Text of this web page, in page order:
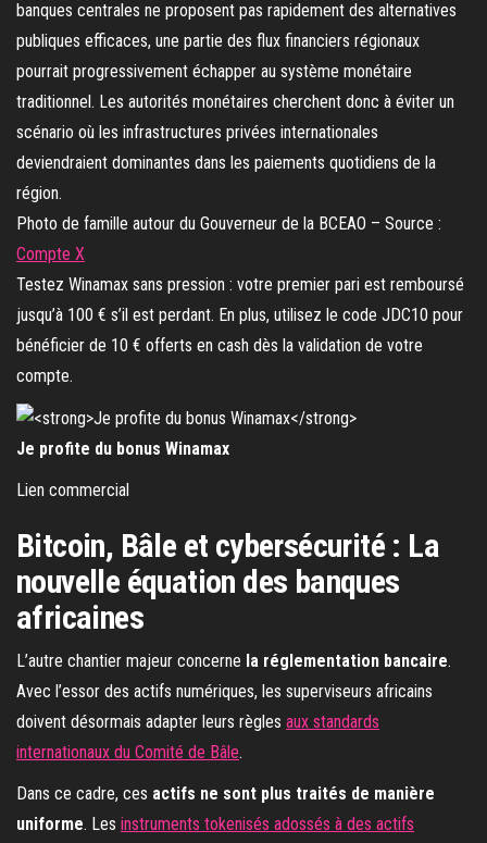
Photo de famille autour du Gouverneur de la BCEAO – Source :
Compte X
Testez Winamax sans pression : votre premier pari est remboursé
jusqu’à 100 € s’il est perdant. En plus, utilisez le code JDC10 pour
bénéficier de 10 € offerts en cash dès la validation de votre
compte.
Je profite du bonus Winamax
Lien commercial
Bitcoin, Bâle et cybersécurité : La
nouvelle équation des banques
africaines
L’autre chantier majeur concerne la réglementation bancaire.
Avec l’essor des actifs numériques, les superviseurs africains
doivent désormais adapter leurs règles aux standards
internationaux du Comité de Bâle.
Dans ce cadre, ces actifs ne sont plus traités de manière
uniforme. Les instruments tokenisés adossés à des actifs